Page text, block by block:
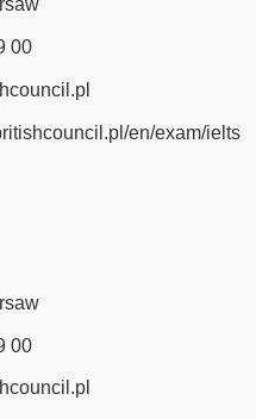
00
en/exam/ielts
00